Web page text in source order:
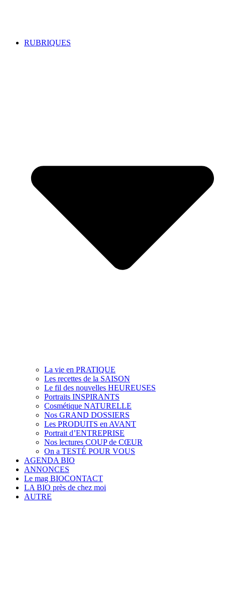
RUBRIQUES
La vie en PRATIQUE
Les recettes de la SAISON
Le fil des nouvelles HEUREUSES
Portraits INSPIRANTS
Cosmétique NATURELLE
Nos GRAND DOSSIERS
Les PRODUITS en AVANT
Portrait d’ENTREPRISE
Nos lectures COUP de CŒUR
On a TESTÉ POUR VOUS
AGENDA BIO
ANNONCES
Le mag BIOCONTACT
LA BIO près de chez moi
AUTRE